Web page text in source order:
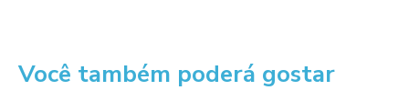
Você também poderá gostar